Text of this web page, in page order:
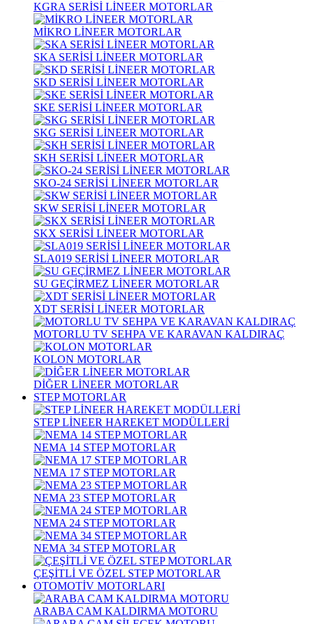
KGRA SERİSİ LİNEER MOTORLAR
MİKRO LİNEER MOTORLAR
SKA SERİSİ LİNEER MOTORLAR
SKD SERİSİ LİNEER MOTORLAR
SKE SERİSİ LİNEER MOTORLAR
SKG SERİSİ LİNEER MOTORLAR
SKH SERİSİ LİNEER MOTORLAR
SKO-24 SERİSİ LİNEER MOTORLAR
SKW SERİSİ LİNEER MOTORLAR
SKX SERİSİ LİNEER MOTORLAR
SLA019 SERİSİ LİNEER MOTORLAR
SU GEÇİRMEZ LİNEER MOTORLAR
XDT SERİSİ LİNEER MOTORLAR
MOTORLU TV SEHPA VE KARAVAN KALDIRAÇ
KOLON MOTORLAR
DİĞER LİNEER MOTORLAR
STEP MOTORLAR
STEP LİNEER HAREKET MODÜLLERİ
NEMA 14 STEP MOTORLAR
NEMA 17 STEP MOTORLAR
NEMA 23 STEP MOTORLAR
NEMA 24 STEP MOTORLAR
NEMA 34 STEP MOTORLAR
ÇEŞİTLİ VE ÖZEL STEP MOTORLAR
OTOMOTİV MOTORLARI
ARABA CAM KALDIRMA MOTORU